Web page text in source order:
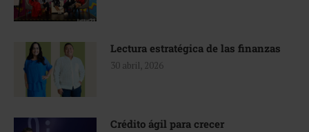
Lectura estratégica de las finanzas
30 abril, 2026
Crédito ágil para crecer